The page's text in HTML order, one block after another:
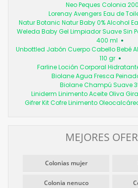
Neo Peques Colonia
Lorenay Avengers Eau de
Natur Botanic Natur Baby 0% Alcohol
Weleda Baby Gel Limpiador Suave Sin
400 ml
Unbottled Jabón Cuerpo Cabello Bebé
110 gr
Farline Loción Corporal
Biolane Agua Fresca
Biolane Champú Suave
Liniderm Linimento Aceite Oliva
Gifrer Kit Cofre Linimento
MEJORES
Colonias mujer
Colonia nenuco